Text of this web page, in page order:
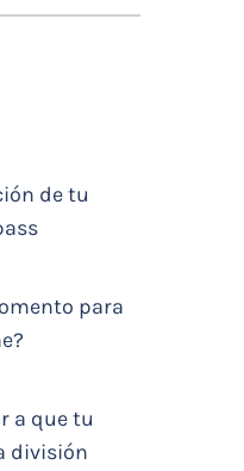
SEARCH
de tu
para
a que tu
división